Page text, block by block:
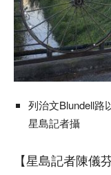
列治文Blundell路
星島記者攝
【星島記者陳儀